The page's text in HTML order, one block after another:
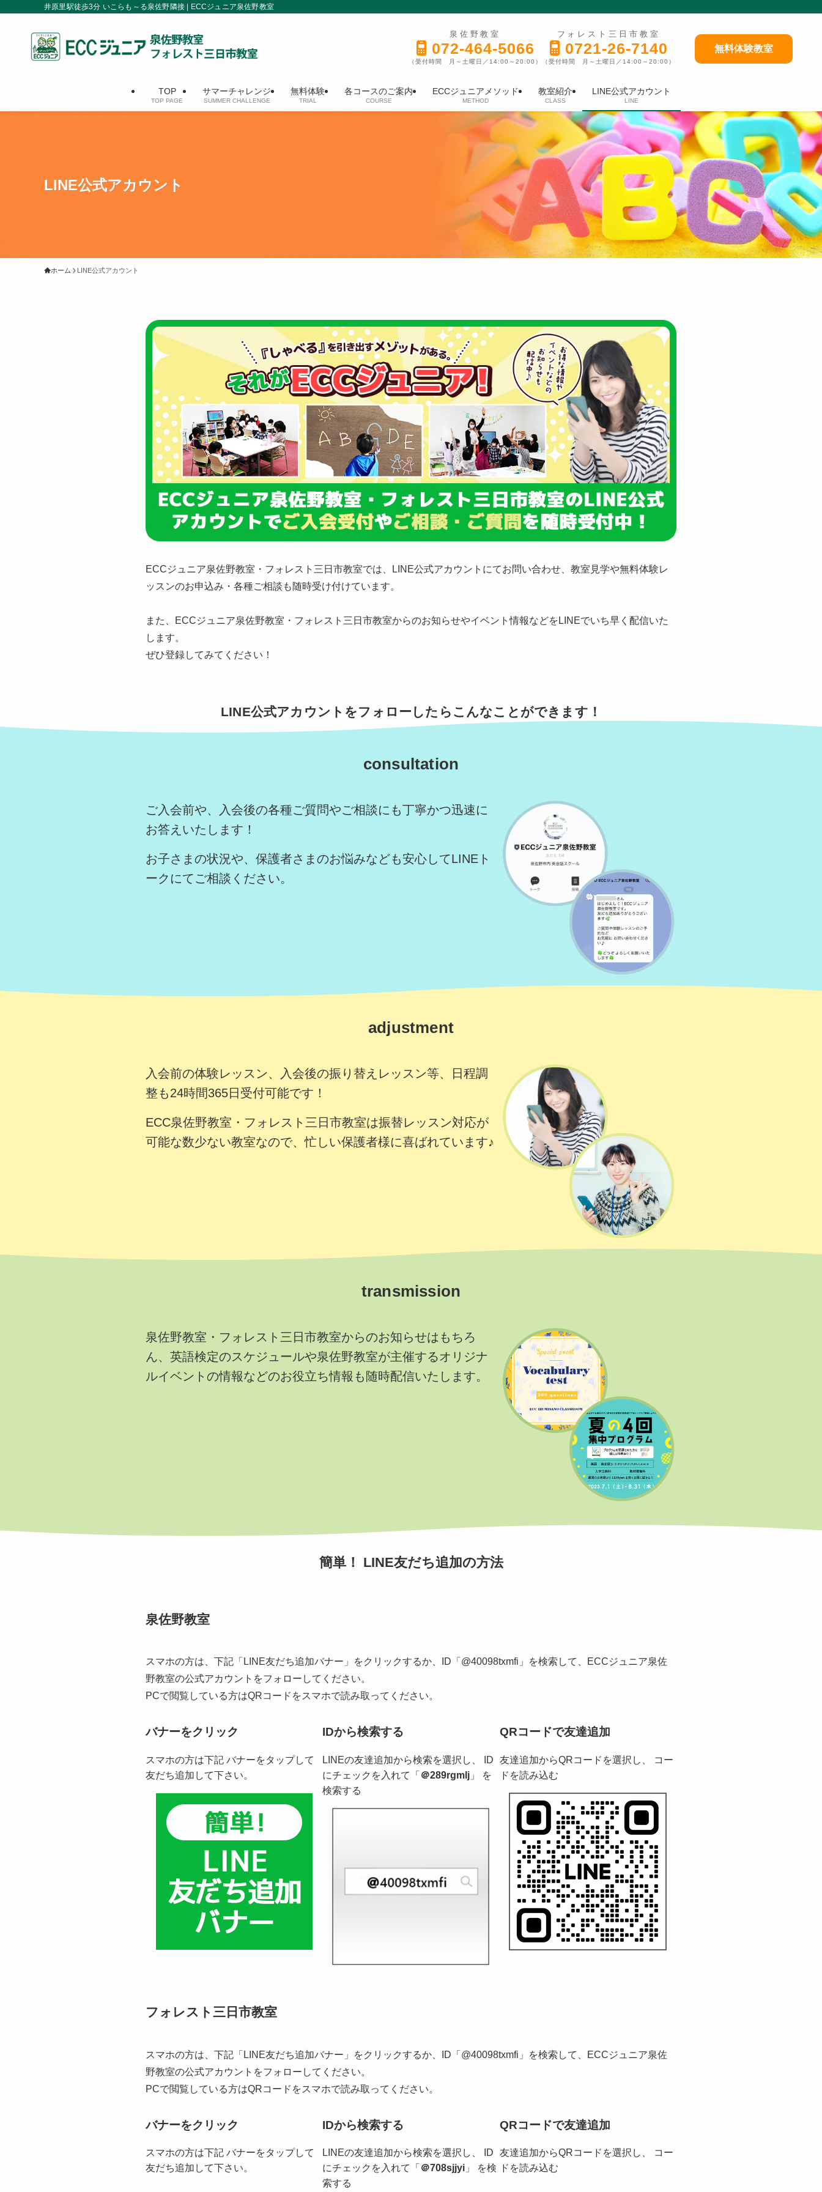
井原里駅徒歩3分 いこらも～る泉佐野隣接 | ECCジュニア泉佐野教室
泉佐野教室
072-464-5066
（受付時間 月～土曜日／14:00～20:00）
フォレスト三日市教室
0721-26-7140
（受付時間 月～土曜日／14:00～20:00）
無料体験教室
TOP
TOP PAGE
サマーチャレンジ
SUMMER CHALLENGE
無料体験
TRIAL
各コースのご案内
COURSE
ECCジュニアメソッド
METHOD
教室紹介
CLASS
LINE公式アカウント
LINE
LINE公式アカウント
ホーム LINE公式アカウント
ECCジュニア泉佐野教室・フォレスト三日市教室では、LINE公式アカウントにてお問い合わせ、教室見学や無料体験レ
ッスンのお申込み・各種ご相談も随時受け付けています。
また、ECCジュニア泉佐野教室・フォレスト三日市教室からのお知らせやイベント情報などをLINEでいち早く配信いた
します。
ぜひ登録してみてください！
LINE公式アカウントをフォローしたら こんなことができます！
consultation
ご入会前や、入会後の各種ご質問やご相談にも丁寧かつ迅速に
お答えいたします！
お子さまの状況や、保護者さまのお悩みなども安心してLINEト
ークにてご相談ください。
adjustment
入会前の体験レッスン、入会後の振り替えレッスン等、日程調
整も24時間365日受付可能です！
ECC泉佐野教室・フォレスト三日市教室は振替レッスン対応が
可能な数少ない教室なので、忙しい保護者様に喜ばれています♪
transmission
泉佐野教室・フォレスト三日市教室からのお知らせはもちろ
ん、英語検定のスケジュールや泉佐野教室が主催するオリジナ
ルイベントの情報などのお役立ち情報も随時配信いたします。
簡単！ LINE友だち追加の方法
泉佐野教室
スマホの方は、下記「LINE友だち追加バナー」をクリックするか、ID「@40098txmfi」を検索して、ECCジュニア泉佐
野教室の公式アカウントをフォローしてください。
PCで閲覧している方はQRコードをスマホで読み取ってください。
バナーをクリック
スマホの方は下記 バナーをタップして
友だち追加して下さい。
IDから検索する
LINEの友達追加から検索を選択し、 ID
にチェックを入れて「 ＠289rgmlj 」 を
検索する
QRコードで友達追加
友達追加からQRコードを選択し、 コー
ドを読み込む
フォレスト三日市教室
スマホの方は、下記「LINE友だち追加バナー」をクリックするか、ID「@40098txmfi」を検索して、ECCジュニア泉佐
野教室の公式アカウントをフォローしてください。
PCで閲覧している方はQRコードをスマホで読み取ってください。
バナーをクリック
スマホの方は下記 バナーをタップして
友だち追加して下さい。
IDから検索する
LINEの友達追加から検索を選択し、 ID
にチェックを入れて「 ＠708sjjyi 」 を検
索する
QRコードで友達追加
友達追加からQRコードを選択し、 コー
ドを読み込む